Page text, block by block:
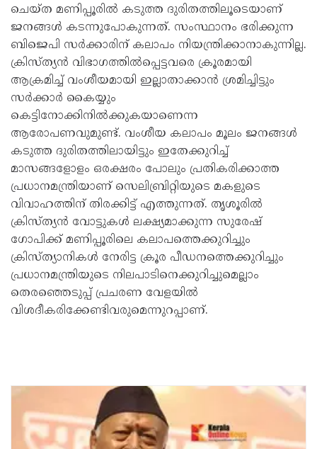
ചെയ്ത മണിപ്പൂരില്‍ കടുത്ത ദുരിതത്തിലൂടെയാണ്
ജനങ്ങള്‍ കടന്നുപോകുന്നത്. സംസ്ഥാനം ഭരിക്കുന്ന
ബിജെപി സര്‍ക്കാരിന് കലാപം നിയന്ത്രിക്കാനാകുന്നില്ല.
ക്രിസ്ത്യന്‍ വിഭാഗത്തില്‍പ്പെട്ടവരെ ക്രൂരമായി
ആക്രമിച്ച് വംശീയമായി ഇല്ലാതാക്കാന്‍ ശ്രമിച്ചിട്ടും
സര്‍ക്കാര്‍ കൈയ്യും
കെട്ടിനോക്കിനില്‍ക്കുകയാണെന്ന
ആരോപണവുമുണ്ട്. വംശീയ കലാപം മൂലം ജനങ്ങള്‍
കടുത്ത ദുരിതത്തിലായിട്ടും ഇതേക്കുറിച്ച്
മാസങ്ങളോളം ഒരക്ഷരം പോലും പ്രതികരിക്കാത്ത
പ്രധാനമന്ത്രിയാണ് സെലിബ്രിറ്റിയുടെ മകളുടെ
വിവാഹത്തിന് തിരക്കിട്ട് എത്തുന്നത്. തൃശൂരില്‍
ക്രിസ്ത്യന്‍ വോട്ടുകള്‍ ലക്ഷ്യമാക്കുന്ന സുരേഷ്
ഗോപിക്ക് മണിപ്പൂരിലെ കലാപത്തെക്കുറിച്ചും
ക്രിസ്ത്യാനികള്‍ നേരിട്ട ക്രൂര പീഡനത്തെക്കുറിച്ചും
പ്രധാനമന്ത്രിയുടെ നിലപാടിനെക്കുറിച്ചുമെല്ലാം
തെരഞ്ഞെടുപ്പ് പ്രചരണ വേളയില്‍
വിശദീകരിക്കേണ്ടിവരുമെന്നുറപ്പാണ്.